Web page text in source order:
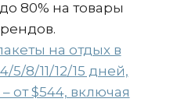
80% на товары
на отдых в
5/8/11/12/15 дней,
– от $544, включая